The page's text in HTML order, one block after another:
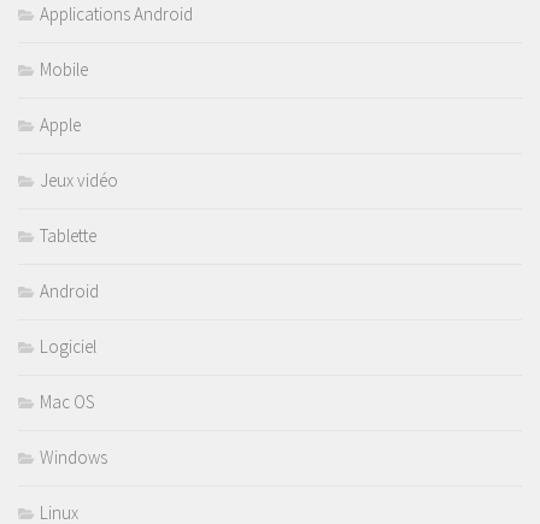
Applications Android
Mobile
Apple
Jeux vidéo
Tablette
Android
Logiciel
Mac OS
Windows
Linux